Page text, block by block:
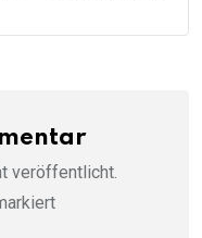
veröffentlicht.